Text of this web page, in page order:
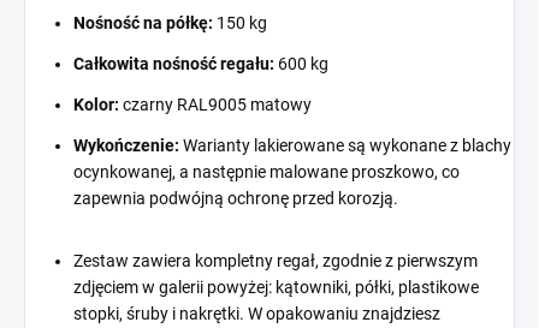
Nośność na półkę: 150 kg
Całkowita nośność regału: 600 kg
Kolor: czarny RAL9005 matowy
Wykończenie: Warianty lakierowane są wykonane z blachy
ocynkowanej, a następnie malowane proszkowo, co
zapewnia podwójną ochronę przed korozją.
Zestaw zawiera kompletny regał, zgodnie z pierwszym
zdjęciem w galerii powyżej: kątowniki, półki, plastikowe
stopki, śruby i nakrętki. W opakowaniu znajdziesz